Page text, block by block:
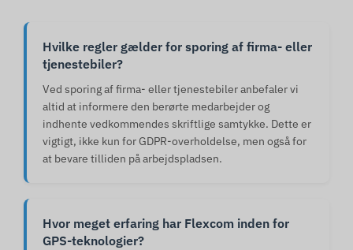
Hvilke regler gælder for sporing af firma- eller
tjenestebiler?
Ved sporing af firma- eller tjenestebiler anbefaler vi
altid at informere den berørte medarbejder og
indhente vedkommendes skriftlige samtykke. Dette er
vigtigt, ikke kun for GDPR-overholdelse, men også for
at bevare tilliden på arbejdspladsen.
Hvor meget erfaring har Flexcom inden for
GPS-teknologier?